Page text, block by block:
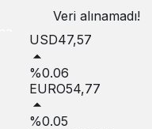
Veri alınamadı!
USD47,57
%0.06
EURO54,77
%0.05